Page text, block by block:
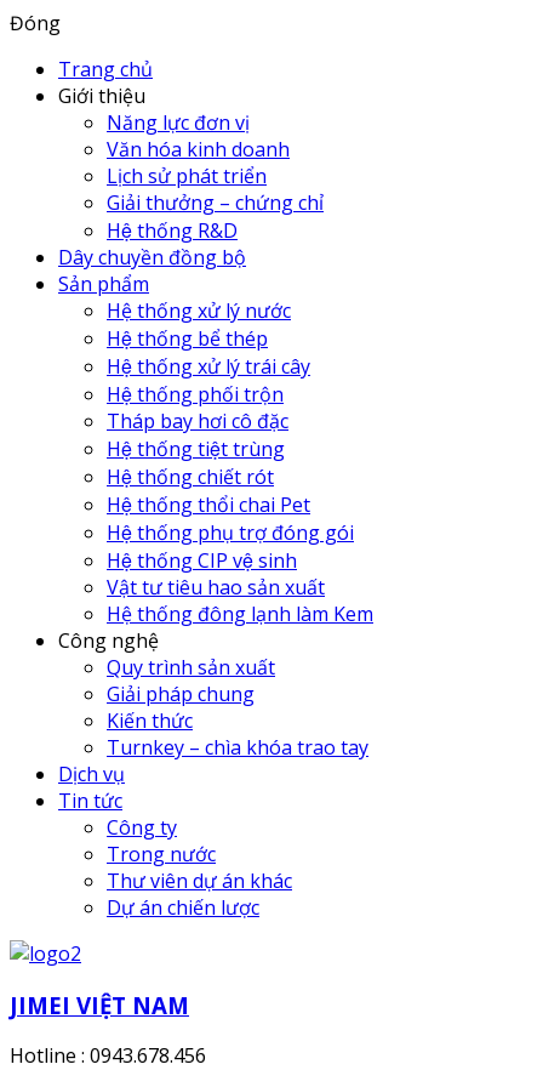
Đóng
Trang chủ
Giới thiệu
Năng lực đơn vị
Văn hóa kinh doanh
Lịch sử phát triển
Giải thưởng – chứng chỉ
Hệ thống R&D
Dây chuyền đồng bộ
Sản phẩm
Hệ thống xử lý nước
Hệ thống bể thép
Hệ thống xử lý trái cây
Hệ thống phối trộn
Tháp bay hơi cô đặc
Hệ thống tiệt trùng
Hệ thống chiết rót
Hệ thống thổi chai Pet
Hệ thống phụ trợ đóng gói
Hệ thống CIP vệ sinh
Vật tư tiêu hao sản xuất
Hệ thống đông lạnh làm Kem
Công nghệ
Quy trình sản xuất
Giải pháp chung
Kiến thức
Turnkey – chìa khóa trao tay
Dịch vụ
Tin tức
Công ty
Trong nước
Thư viên dự án khác
Dự án chiến lược
JIMEI VIỆT NAM
Hotline : 0943.678.456